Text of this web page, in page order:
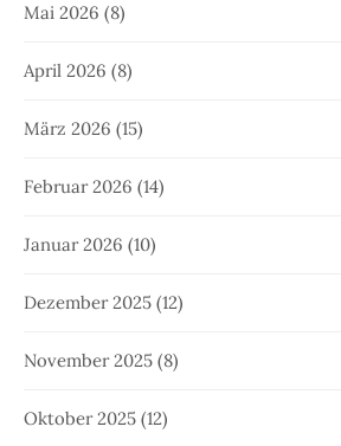
Mai 2026 (8)
April 2026 (8)
März 2026 (15)
Februar 2026 (14)
Januar 2026 (10)
Dezember 2025 (12)
November 2025 (8)
Oktober 2025 (12)